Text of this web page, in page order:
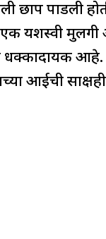
छाप पाडली
यशस्वी मुलगी
धक्कादायक
आईची